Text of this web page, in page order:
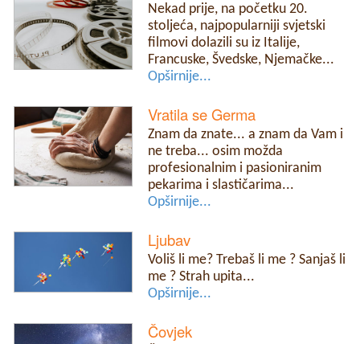
Nekad prije, na početku 20.
stoljeća, najpopularniji svjetski
filmovi dolazili su iz Italije,
Francuske, Švedske, Njemačke...
Opširnije...
Vratila se Germa
Znam da znate... a znam da Vam i
ne treba... osim možda
profesionalnim i pasioniranim
pekarima i slastičarima...
Opširnije...
Ljubav
Voliš li me? Trebaš li me ? Sanjaš li
me ? Strah upita...
Opširnije...
Čovjek